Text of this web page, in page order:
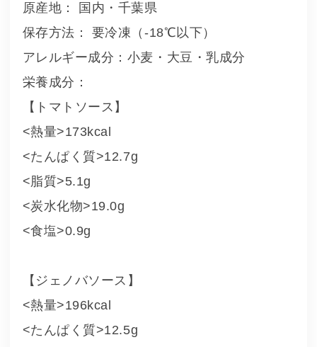
原産地： 国内・千葉県
保存方法： 要冷凍（-18℃以下）
アレルギー成分：小麦・大豆・乳成分
栄養成分：
【トマトソース】
<熱量>173kcal
<たんぱく質>12.7g
<脂質>5.1g
<炭水化物>19.0g
<食塩>0.9g
【ジェノバソース】
<熱量>196kcal
<たんぱく質>12.5g